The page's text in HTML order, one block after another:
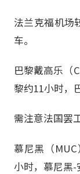
法兰克福机场
车。
巴黎戴高乐（
黎约11小时，
需注意法国罢
慕尼黑（
小时，慕尼黑-